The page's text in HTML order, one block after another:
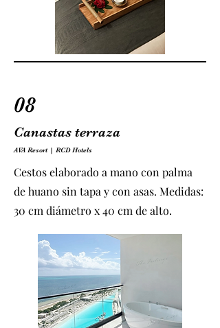
08
Canastas terraza
AVA Resort | RCD Hotels
Cestos elaborado a mano con palma
de huano sin tapa y con asas. Medidas:
30 cm diámetro x 40 cm de alto.